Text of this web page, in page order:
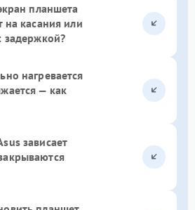
планшета
на касания или
задержкой?
нагревается
— как
зависает